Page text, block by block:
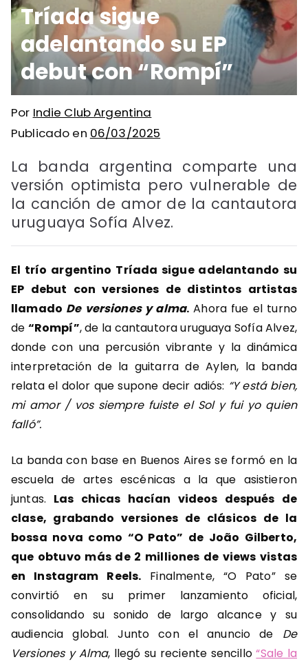
Tríada sigue
adelantando su EP
debut con “Rompí”
Por Indie Club Argentina
Publicado en 06/03/2025
La banda argentina comparte una
versión optimista pero vulnerable de
la canción de amor de la cantautora
uruguaya Sofía Alvez.
El trío argentino Tríada sigue adelantando su
EP debut con versiones de distintos artistas
llamado De versiones y alma. Ahora fue el turno
de “Rompí”, de la cantautora uruguaya Sofía Alvez,
donde con una percusión vibrante y la dinámica
interpretación de la guitarra de Aylen, la banda
relata el dolor que supone decir adiós: “Y está bien,
mi amor / vos siempre fuiste el Sol y fui yo quien
falló”.
La banda con base en Buenos Aires se formó en la
escuela de artes escénicas a la que asistieron
juntas. Las chicas hacían videos después de
clase, grabando versiones de clásicos de la
bossa nova como “O Pato” de João Gilberto,
que obtuvo más de 2 milliones de views vistas
en Instagram Reels. Finalmente, “O Pato” se
convirtió en su primer lanzamiento oficial,
consolidando su sonido de largo alcance y su
audiencia global. Junto con el anuncio de De
Versiones y Alma, llegó su reciente sencillo“Sale la